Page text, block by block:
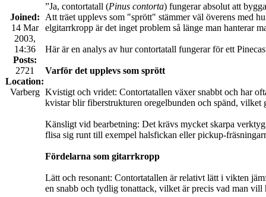
Joined:
14 Mar
2003,
14:36
Posts:
2721
Location:
Varberg
”Ja, contortatall (Pinus contorta) fungerar absolut att
Att träet upplevs som "sprött" stämmer väl överens med
elgitarrkropp är det inget problem så länge man hanterar
Här är en analys av hur contortatall fungerar för ett
Varför det upplevs som sprött
Kvistigt och vridet: Contortatallen växer snabbt och har
kvistar blir fiberstrukturen oregelbunden och spänd,
Känsligt vid bearbetning: Det krävs mycket skarpa
flisa sig runt till exempel halsfickan eller pickup-
Fördelarna som gitarrkropp
Lätt och resonant: Contortatallen är relativt lätt i vikten
en snabb och tydlig tonattack, vilket är precis vad man vill